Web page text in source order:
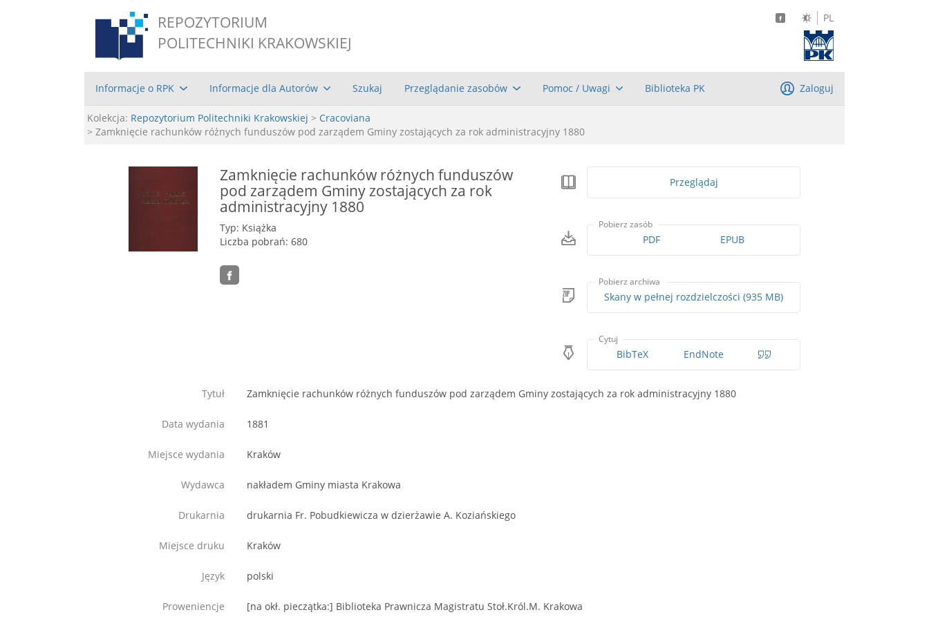
REPOZYTORIUM
POLITECHNIKI KRAKOWSKIEJ
PL
Informacje o RPK Informacje dla Autorów Szukaj Przeglądanie zasobów Pomoc / Uwagi Biblioteka PK Zaloguj
Kolekcja: Repozytorium Politechniki Krakowskiej > Cracoviana
> Zamknięcie rachunków różnych funduszów pod zarządem Gminy zostających za rok administracyjny 1880
Zamknięcie rachunków różnych funduszów
pod zarządem Gminy zostających za rok
administracyjny 1880
Typ: Książka
Liczba pobrań: 680
Przeglądaj
Pobierz zasób
PDF EPUB
Pobierz archiwa
Skany w pełnej rozdzielczości (935 MB)
Cytuj
BibTeX EndNote
Tytuł Zamknięcie rachunków różnych funduszów pod zarządem Gminy zostających za rok administracyjny 1880
Data wydania 1881
Miejsce wydania Kraków
Wydawca nakładem Gminy miasta Krakowa
Drukarnia drukarnia Fr. Pobudkiewicza w dzierżawie A. Koziańskiego
Miejsce druku Kraków
Język polski
Proweniencje [na okł. pieczątka:] Biblioteka Prawnicza Magistratu Stoł.Król.M. Krakowa